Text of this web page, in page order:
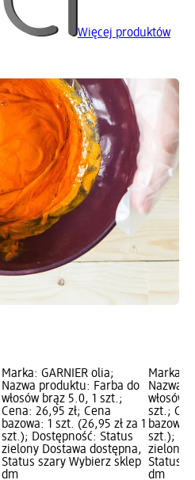
Więcej produktów
Marka: GARNIER olia;
Nazwa produktu: Farba do
włosów brąz 5.0, 1 szt.;
Cena: 26,95 zł; Cena
bazowa: 1 szt. (26,95 zł za 1
szt.); Dostępność: Status
zielony Dostawa dostępna,
Status szary Wybierz sklep
dm
Marka:
Nazwa
włosów
szt.;
bazowa:
szt.);
zielony
Status
dm